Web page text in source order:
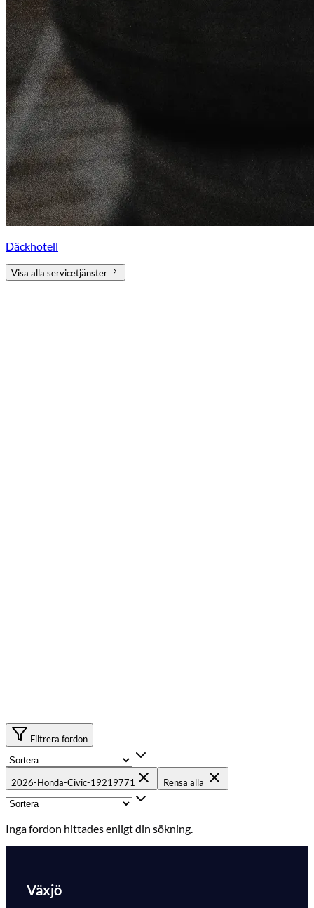
Däckhotell
Visa alla servicetjänster
Filtrera fordon
2026-Honda-Civic-19219771 Rensa alla
Inga fordon hittades enligt din sökning.
Växjö